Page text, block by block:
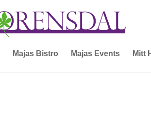
Majas Bistro Majas Events Mitt